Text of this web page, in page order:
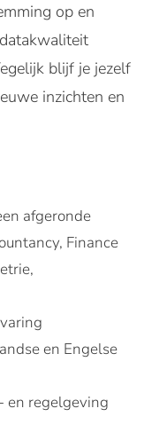
op en
blijf je jezelf
inzichten en
afgeronde
Finance
en Engelse
en regelgeving